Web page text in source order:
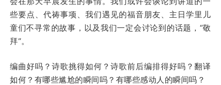
些要点、代祷事项、我们遇见的福音朋友、主日学里儿
童们不寻常的故事，以及我们一定会讨论到的话题，“敬
拜”。
编曲好吗？诗歌挑得如何？诗歌前后编排得好吗？翻译
如何？有哪些尴尬的瞬间吗？有哪些感动人的瞬间吗？